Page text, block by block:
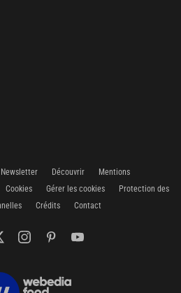
Newsletter Découvrir
Mentions
Cookies Gérer les cookies
Protection des
Crédits Contact